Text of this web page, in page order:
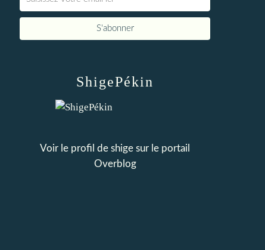
ShigePékin
Voir le profil de shige sur le portail
Overblog